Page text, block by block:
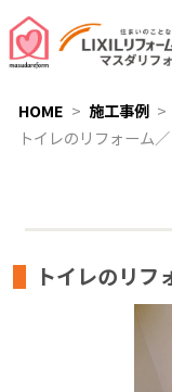
HOME
施工事例
トイレのリフォーム
トイレのリフ